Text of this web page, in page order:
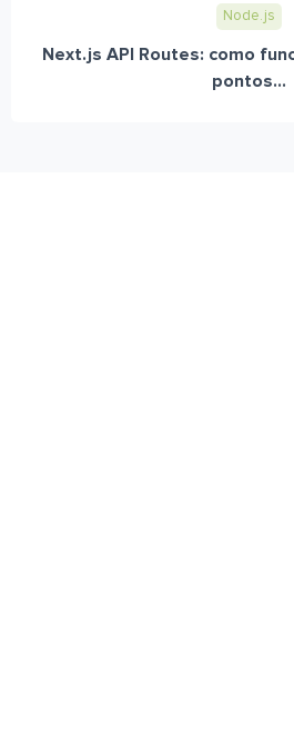
Node.js
Next.js API Routes: como
pontos...